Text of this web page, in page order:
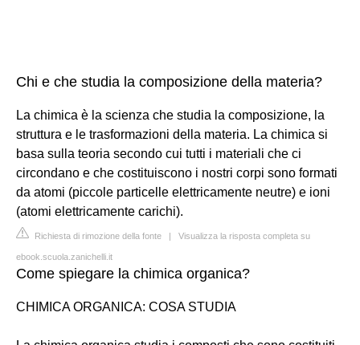
Chi e che studia la composizione della materia?
La chimica è la scienza che studia la composizione, la
struttura e le trasformazioni della materia. La chimica si
basa sulla teoria secondo cui tutti i materiali che ci
circondano e che costituiscono i nostri corpi sono formati
da atomi (piccole particelle elettricamente neutre) e ioni
(atomi elettricamente carichi).
Richiesta di rimozione della fonte | Visualizza la risposta completa su
ebook.scuola.zanichelli.it
Come spiegare la chimica organica?
CHIMICA ORGANICA: COSA STUDIA